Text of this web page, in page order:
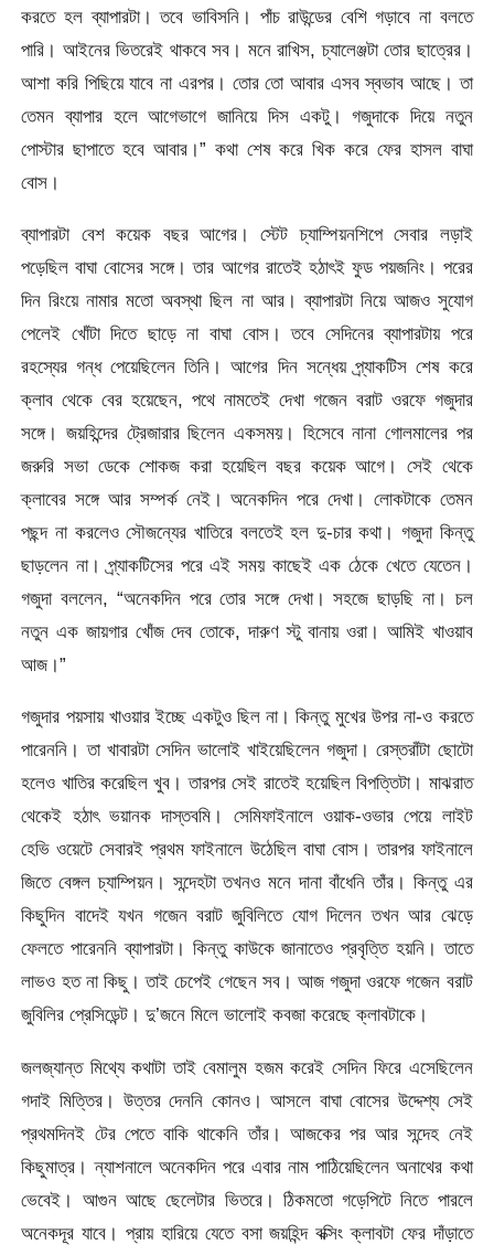
করতে হল ব্যাপারটা। তবে ভাবিসনি। পাঁচ রাউন্ডের বেশি গড়াবে না বলতে
পারি। আইনের ভিতরেই থাকবে সব। মনে রাখিস, চ্যালেঞ্জটা তোর ছাত্রের।
আশা করি পিছিয়ে যাবে না এরপর। তোর তো আবার এসব স্বভাব আছে। তা
তেমন ব্যাপার হলে আগেভাগে জানিয়ে দিস একটু। গজুদাকে দিয়ে নতুন
পোস্টার ছাপাতে হবে আবার।” কথা শেষ করে খিক করে ফের হাসল বাঘা
বোস।
ব্যাপারটা বেশ কয়েক বছর আগের। স্টেট চ্যাম্পিয়নশিপে সেবার লড়াই
পড়েছিল বাঘা বোসের সঙ্গে। তার আগের রাতেই হঠাৎই ফুড পয়জনিং। পরের
দিন রিংয়ে নামার মতো অবস্থা ছিল না আর। ব্যাপারটা নিয়ে আজও সুযোগ
পেলেই খোঁটা দিতে ছাড়ে না বাঘা বোস। তবে সেদিনের ব্যাপারটায় পরে
রহস্যের গন্ধ পেয়েছিলেন তিনি। আগের দিন সন্ধেয় প্র্যাকটিস শেষ করে
ক্লাব থেকে বের হয়েছেন, পথে নামতেই দেখা গজেন বরাট ওরফে গজুদার
সঙ্গে। জয়হিন্দের ট্রেজারার ছিলেন একসময়। হিসেবে নানা গোলমালের পর
জরুরি সভা ডেকে শোকজ করা হয়েছিল বছর কয়েক আগে। সেই থেকে
ক্লাবের সঙ্গে আর সম্পর্ক নেই। অনেকদিন পরে দেখা। লোকটাকে তেমন
পছন্দ না করলেও সৌজন্যের খাতিরে বলতেই হল দু-চার কথা। গজুদা কিন্তু
ছাড়লেন না। প্র্যাকটিসের পরে এই সময় কাছেই এক ঠেকে খেতে যেতেন।
গজুদা বললেন, “অনেকদিন পরে তোর সঙ্গে দেখা। সহজে ছাড়ছি না। চল
নতুন এক জায়গার খোঁজ দেব তোকে, দারুণ স্টু বানায় ওরা। আমিই খাওয়াব
আজ।”
গজুদার পয়সায় খাওয়ার ইচ্ছে একটুও ছিল না। কিন্তু মুখের উপর না-ও করতে
পারেননি। তা খাবারটা সেদিন ভালোই খাইয়েছিলেন গজুদা। রেস্তরাঁটা ছোটো
হলেও খাতির করেছিল খুব। তারপর সেই রাতেই হয়েছিল বিপত্তিটা। মাঝরাত
থেকেই হঠাৎ ভয়ানক দাস্তবমি। সেমিফাইনালে ওয়াক-ওভার পেয়ে লাইট
হেভি ওয়েটে সেবারই প্রথম ফাইনালে উঠেছিল বাঘা বোস। তারপর ফাইনালে
জিতে বেঙ্গল চ্যাম্পিয়ন। সন্দেহটা তখনও মনে দানা বাঁধেনি তাঁর। কিন্তু এর
কিছুদিন বাদেই যখন গজেন বরাট জুবিলিতে যোগ দিলেন তখন আর ঝেড়ে
ফেলতে পারেননি ব্যাপারটা। কিন্তু কাউকে জানাতেও প্রবৃত্তি হয়নি। তাতে
লাভও হত না কিছু। তাই চেপেই গেছেন সব। আজ গজুদা ওরফে গজেন বরাট
জুবিলির প্রেসিডেন্ট। দু’জনে মিলে ভালোই কবজা করেছে ক্লাবটাকে।
জলজ্যান্ত মিথ্যে কথাটা তাই বেমালুম হজম করেই সেদিন ফিরে এসেছিলেন
গদাই মিত্তির। উত্তর দেননি কোনও। আসলে বাঘা বোসের উদ্দেশ্য সেই
প্রথমদিনই টের পেতে বাকি থাকেনি তাঁর। আজকের পর আর সন্দেহ নেই
কিছুমাত্র। ন্যাশনালে অনেকদিন পরে এবার নাম পাঠিয়েছিলেন অনাথের কথা
ভেবেই। আগুন আছে ছেলেটার ভিতরে। ঠিকমতো গড়েপিটে নিতে পারলে
অনেকদূর যাবে। প্রায় হারিয়ে যেতে বসা জয়হিন্দ বক্সিং ক্লাবটা ফের দাঁড়াতে